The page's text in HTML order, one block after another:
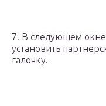
7. В следующем
установить
галочку.